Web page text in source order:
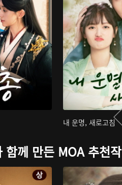
내 운명, 새로고침
함께 만든 MOA 추천작